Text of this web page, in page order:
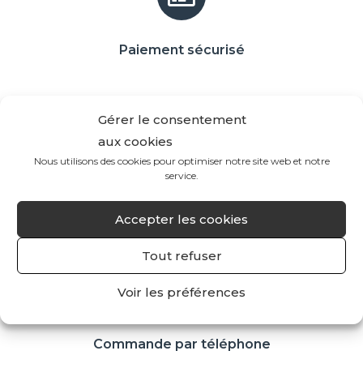
Gérer le consentement
aux cookies
Nous utilisons des cookies pour optimiser notre site web et notre
service.
Accepter les cookies
Tout refuser
Voir les préférences
Paiement sécurisé
Livraison gratuite *
Commande par téléphone